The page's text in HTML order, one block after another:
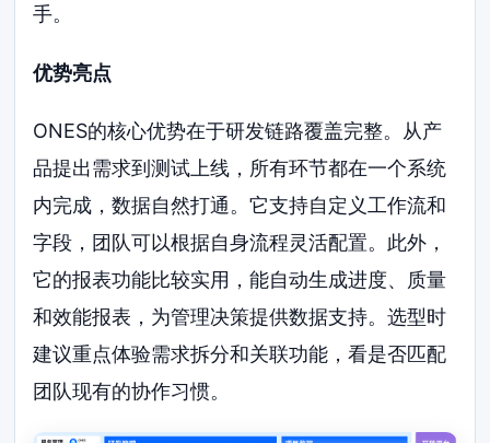
手。
优势亮点
ONES的核心优势在于研发链路覆盖完整。从产
品提出需求到测试上线，所有环节都在一个系统
内完成，数据自然打通。它支持自定义工作流和
字段，团队可以根据自身流程灵活配置。此外，
它的报表功能比较实用，能自动生成进度、质量
和效能报表，为管理决策提供数据支持。选型时
建议重点体验需求拆分和关联功能，看是否匹配
团队现有的协作习惯。